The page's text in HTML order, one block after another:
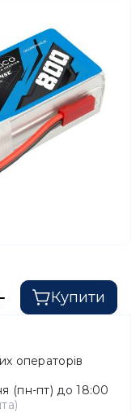
Купити
операторів
(пн-пт) до 18:00